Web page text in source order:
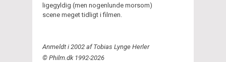
ligegyldig (men nogenlunde morsom)
scene meget tidligt i filmen.
Anmeldt i 2002 af Tobias Lynge Herler
© Philm.dk 1992-2026